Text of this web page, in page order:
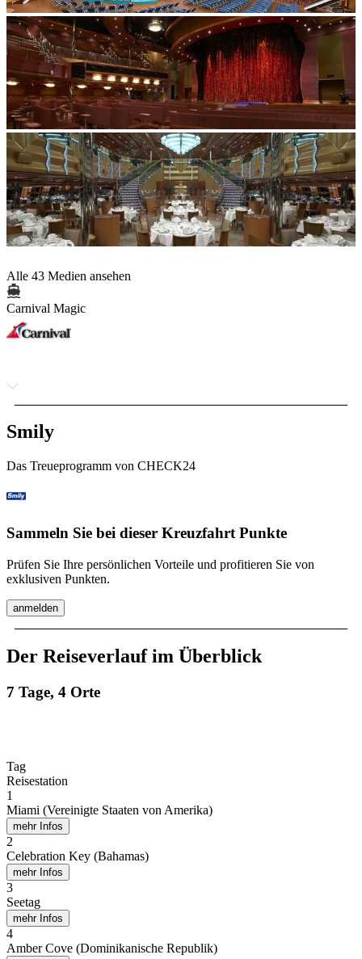
Alle 43 Medien ansehen
Carnival Magic
Smily
Das Treueprogramm von CHECK24
Sammeln Sie bei dieser Kreuzfahrt Punkte
Prüfen Sie Ihre persönlichen Vorteile und profitieren Sie von
exklusiven Punkten.
anmelden
Der Reiseverlauf im Überblick
7 Tage, 4 Orte
Tag
Reisestation
1
Miami (Vereinigte Staaten von Amerika)
mehr Infos
2
Celebration Key (Bahamas)
mehr Infos
3
Seetag
mehr Infos
4
Amber Cove (Dominikanische Republik)